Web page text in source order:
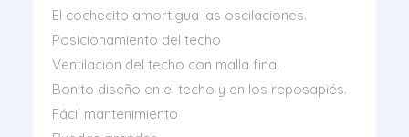
El cochecito amortigua las oscilaciones.
Posicionamiento del techo
Ventilación del techo con malla fina.
Bonito diseño en el techo y en los reposapiés.
Fácil mantenimiento